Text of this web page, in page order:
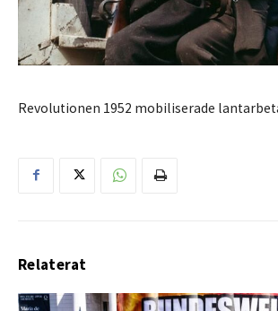
Revolutionen 1952 mobiliserade
Relaterat